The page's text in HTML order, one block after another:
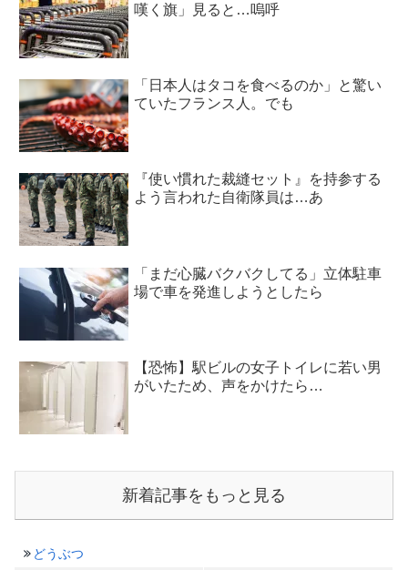
嘆く旗」見ると…嗚呼
「日本人はタコを食べるのか」と驚い
ていたフランス人。でも
『使い慣れた裁縫セット』を持参する
よう言われた自衛隊員は…あ
「まだ心臓バクバクしてる」立体駐車
場で車を発進しようとしたら
【恐怖】駅ビルの女子トイレに若い男
がいたため、声をかけたら…
新着記事をもっと見る
どうぶつ